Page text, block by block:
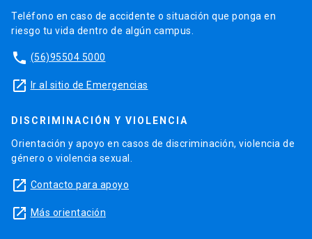
Teléfono en caso de accidente o situación que ponga en
riesgo tu vida dentro de algún campus.
phone (56)95504 5000
launch Ir al sitio de Emergencias
DISCRIMINACIÓN Y VIOLENCIA
Orientación y apoyo en casos de discriminación, violencia de
género o violencia sexual.
launch Contacto para apoyo
launch Más orientación